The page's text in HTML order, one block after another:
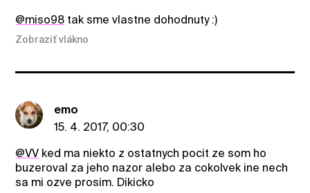
@miso98 tak sme vlastne dohodnuty :)
Zobraziť vlákno
emo
15. 4. 2017, 00:30
@VV ked ma niekto z ostatnych pocit ze som ho
buzeroval za jeho nazor alebo za cokolvek ine nech
sa mi ozve prosim. Dikicko